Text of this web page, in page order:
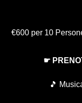
€600 per 10
☛
🎵